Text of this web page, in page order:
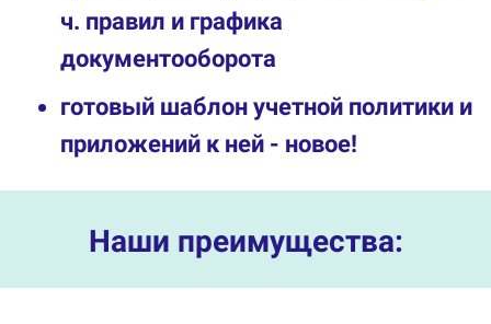
ч. правил и графика
документооборота
готовый шаблон учетной политики и
приложений к ней - новое!
Наши преимущества: